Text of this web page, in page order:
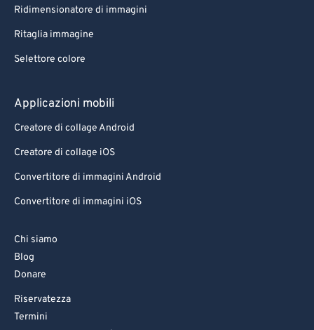
Ridimensionatore di immagini
Ritaglia immagine
Selettore colore
Applicazioni mobili
Creatore di collage Android
Creatore di collage iOS
Convertitore di immagini Android
Convertitore di immagini iOS
Chi siamo
Blog
Donare
Riservatezza
Termini